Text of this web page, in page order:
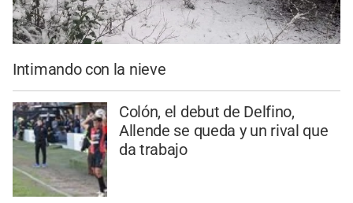
Intimando con la nieve
Colón, el debut de Delfino,
Allende se queda y un rival que
da trabajo